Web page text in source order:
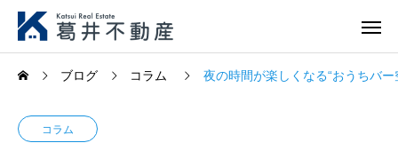
ブログ コラム 夜の時間が楽しくなる“おうちバー
コラム